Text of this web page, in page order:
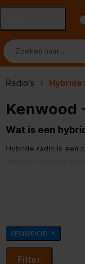
Radio's Hybride
Kenwood
Wat is een
Hybride radio is een
lucht haalt, zonder
van over de hele
Via DAB ontvang
regionale publieke
horen zijn, en nog veel
KENWOOD
Filter